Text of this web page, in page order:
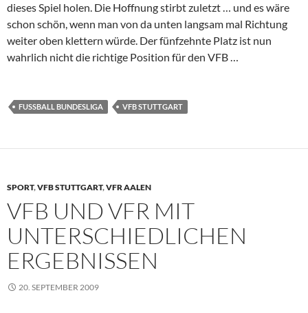
dieses Spiel holen. Die Hoffnung stirbt zuletzt … und es wäre
schon schön, wenn man von da unten langsam mal Richtung
weiter oben klettern würde. Der fünfzehnte Platz ist nun
wahrlich nicht die richtige Position für den VFB …
FUSSBALL BUNDESLIGA VFB STUTTGART
SPORT,VFB STUTTGART,VFR AALEN
VFB UND VFR MIT
UNTERSCHIEDLICHEN
ERGEBNISSEN
20. SEPTEMBER 2009